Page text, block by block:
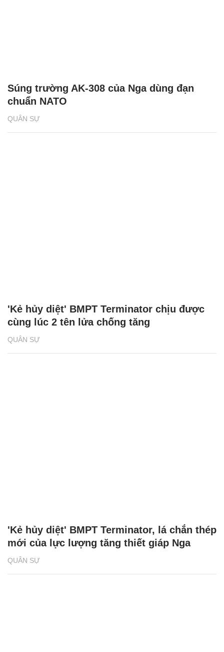
QUÂN SỰ
Súng trường AK-308 của Nga dùng đạn
chuẩn NATO
QUÂN SỰ
'Kẻ hủy diệt' BMPT Terminator chịu được
cùng lúc 2 tên lửa chống tăng
QUÂN SỰ
'Kẻ hủy diệt' BMPT Terminator, lá chắn thép
mới của lực lượng tăng thiết giáp Nga